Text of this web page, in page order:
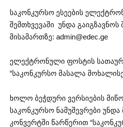
საკონკურსო ესეების
შემთხვევაში უნდა
მისამართზე: admin@edec.ge
ელექტრონული ფოსტის
“საკონკურსო მასალა
ხოლო ბეჭდური ვერსიების
საკონკურსო ნამუშევრები
კონვერტში წარწერით